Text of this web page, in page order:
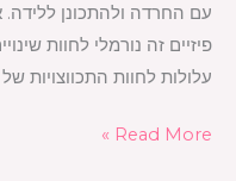
עם החרדה ולהתכונן ללידה.
פיזיים זה נורמלי לחוות
עלולות לחוות התכווצויות
Read More »